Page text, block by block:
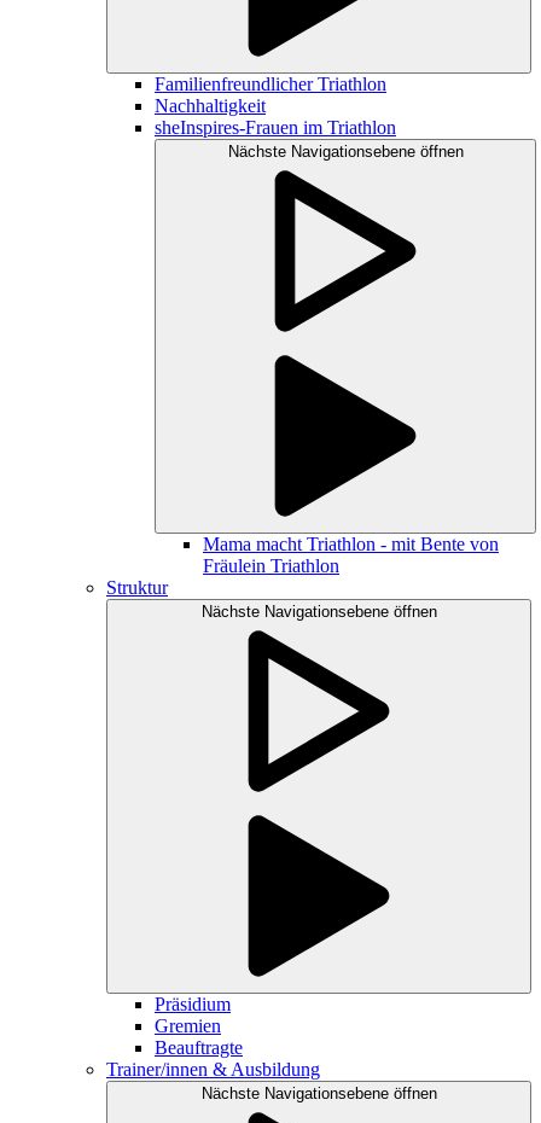
Familienfreundlicher Triathlon
Nachhaltigkeit
sheInspires-Frauen im Triathlon
Nächste Navigationsebene öffnen
Mama macht Triathlon - mit Bente von
Fräulein Triathlon
Struktur
Nächste Navigationsebene öffnen
Präsidium
Gremien
Beauftragte
Trainer/innen & Ausbildung
Nächste Navigationsebene öffnen